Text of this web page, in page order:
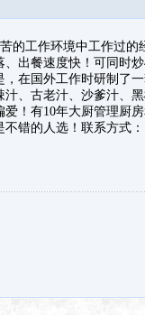
的工作环境中工作过
出餐速度快！可同时
在国外工作时研制了
、古老汁、沙爹汁、
！有10年大厨管理厨
错的人选！联系方式